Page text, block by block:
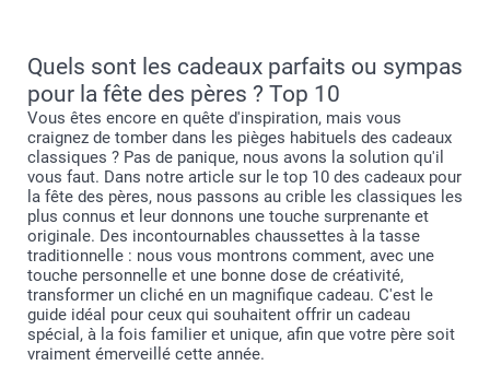
Quels sont les cadeaux parfaits ou sympas
pour la fête des pères ? Top 10
Vous êtes encore en quête d'inspiration, mais vous
craignez de tomber dans les pièges habituels des cadeaux
classiques ? Pas de panique, nous avons la solution qu'il
vous faut. Dans notre article sur le top 10 des cadeaux pour
la fête des pères, nous passons au crible les classiques les
plus connus et leur donnons une touche surprenante et
originale. Des incontournables chaussettes à la tasse
traditionnelle : nous vous montrons comment, avec une
touche personnelle et une bonne dose de créativité,
transformer un cliché en un magnifique cadeau. C'est le
guide idéal pour ceux qui souhaitent offrir un cadeau
spécial, à la fois familier et unique, afin que votre père soit
vraiment émerveillé cette année.